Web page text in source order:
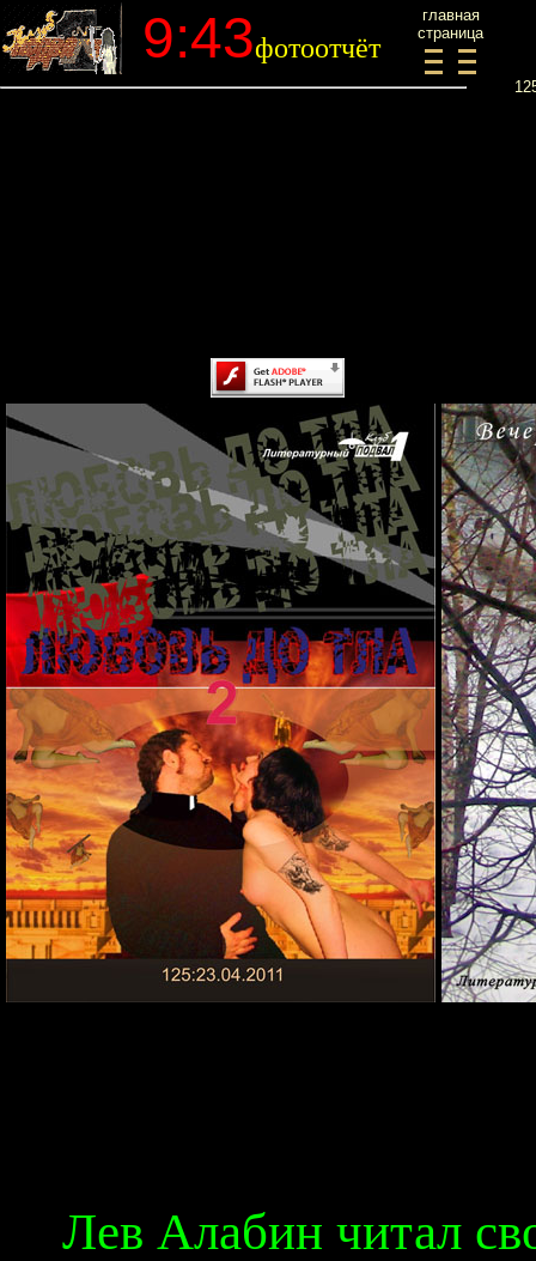
9:43фотоотчёт
главная
страница
Лев Алабин читал